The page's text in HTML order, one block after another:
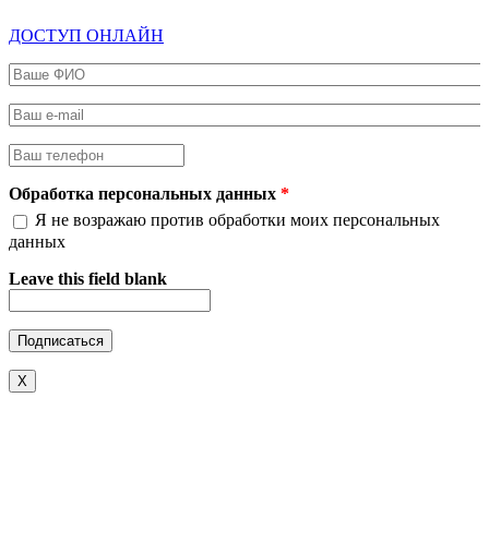
ДОСТУП ОНЛАЙН
Ваше ФИО
Ваш e-mail
Ваш телефон
Обработка персональных данных *
Я не возражаю против обработки моих персональных
данных
Leave this field blank
X